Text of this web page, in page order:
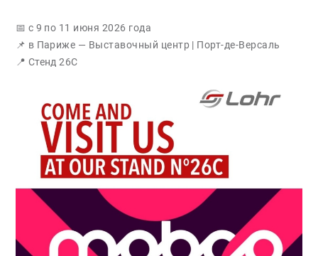
📅 с 9 по 11 июня 2026 года
📌 в Париже — Выставочный центр | Порт-де-Версаль
📍 Стенд 26C